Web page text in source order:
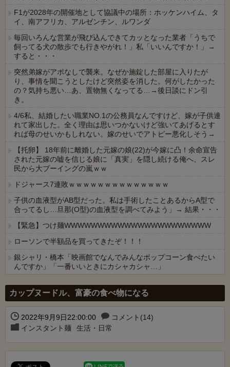
F1が2028年の開催地として協議中の場所：ホッケンハイム、タ
イ、南アフリカ、アルゼンチン、ルワンダ
毎回いろんな営業が飛び込んできてカッとなった業者「うちで
飼ってる犬の散歩でも行きやがれ！」私「いいんですか！」→
すると・・・
突然弟嫁がアポなしで襲来。なぜか施錠した部屋に入りたが
り、事情を聞こうとしたけど突然姿を消した。何がしたかった
の？気持ち悪い…あ、置物無くなってる…→後日談にドン引
き。
4/6私、結婚したい職業NO.1の公務員なんですけど、嫁が子供連
れて家出した。全く理由は思いつかないけど強いてあげるとす
れば母のせいかもしれない。嫁のせいでアトピー悪化しそう→
【托卵】 18年前に離婚した元嫁の娘(22)が今嫁に凸！余命宣告
された元嫁の嘘を信じる娘に「真実」を隠し続ける俺へ、スレ
民から大ブーイングの嵐ｗｗ
ドジャース7連敗ｗｗｗｗｗｗｗｗｗｗｗｗｗｗ
子供の血液型がAB型だった。私は手術したことあるからA型で
合ってるし…旦那(O型)の血液型を調べてみよう」→ 結果・・・
【緊急】つけ麺WWWWWWWWWWWWWWWWWWWWWW
ローソンで半額品を買ってきたぞ！！！
銀シャリ・橋本「映画館でなんでみんなポップコーン食べたい
んですか」「一番いいときにカシャカシャ…」
カップヌードル、富豪の食べ物になる
2022年9月9日22:00:00
コメント(14)
インスタント麺
生活・日常